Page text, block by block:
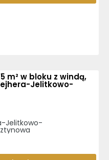
m² w bloku z windą,
Jelitkowo-
Jelitkowo-